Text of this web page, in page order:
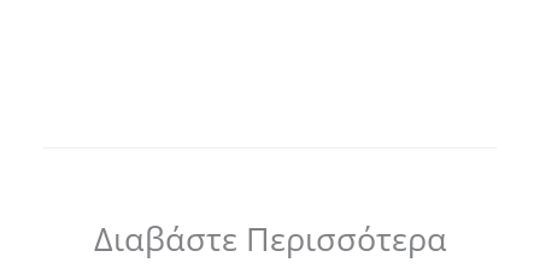
Διαβάστε Περισσότερα